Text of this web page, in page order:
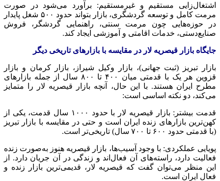
اشتغال‌زایی مستقیم و غیرمستقیم: برآورد می‌شود در صورت
مرمت کامل و توسعه گردشگری، بازار بتواند حدود ۵۰۰ شغل پایدار
در حوزه‌هایی چون مرمت سنتی، راهنمایی گردشگر، فروش
صنایع‌دستی، خدمات اقامتی و آموزشی ایجاد کند.
جایگاه بازار قیصریه لار در مقایسه با بازارهای تاریخی دیگر
بازار تبریز (ثبت جهانی)، بازار وکیل شیراز، بازار کرمان و بازار
قزوین هر یک با قدمتی میان ۴۰۰ تا ۸۰۰ سال از جمله بازارهای
مطرح ایران هستند. با این حال، آنچه بازار قیصریه لار را متمایز
می‌کند، دو نکته اساسی است:
قدمت بیشتر: بازار قیصریه لار با حدود
سال قدمت، یکی از
کهن‌ترین بازارهای زنده ایران است و حتی در مقایسه با بازار تبریز
(با قدمتی حدود ۶۰۰ تا ۷۰۰ سال) تاریخی‌تر است.
پویایی عملکردی: با وجود آسیب‌ها، بازار قیصریه هنوز به‌صورت زنده
فعالیت دارد، راسته‌های آن فعال‌اند و زندگی در آن جریان دارد. از
این منظر می‌توان گفت که قیصریه لار، قدیمی‌ترین بازار زنده و
فعال ایران است.